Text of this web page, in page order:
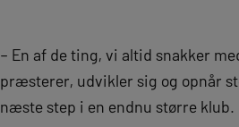
– En af de ting, vi altid snakker
præsterer, udvikler sig og opnår
næste step i en endnu større klub.